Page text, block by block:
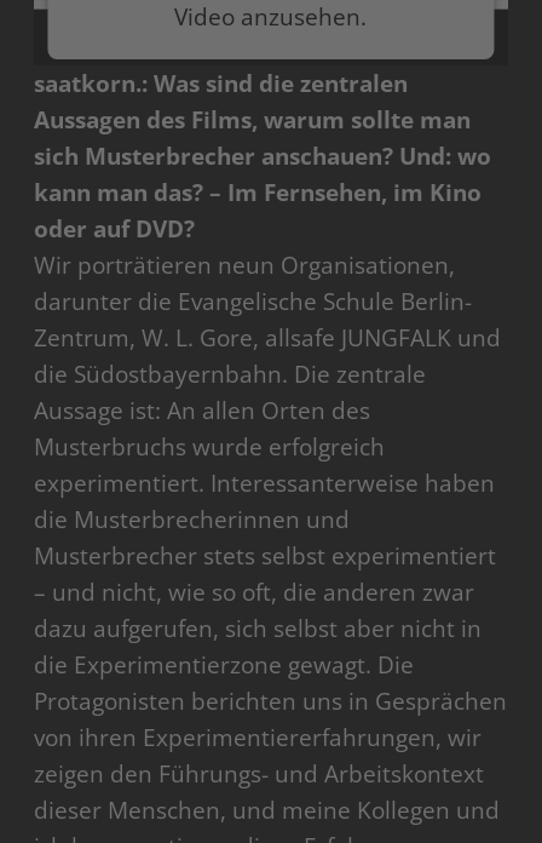
Video anzusehen.
Mehr Informationen
Akzeptieren
powered byUsercentrics Consent Management
saatkorn.: Was sind die zentralen
Aussagen des Films, warum sollte man
sich Musterbrecher anschauen? Und: wo
kann man das? – Im Fernsehen, im Kino
oder auf DVD?
Wir porträtieren neun Organisationen,
darunter die Evangelische Schule Berlin-
Zentrum, W. L. Gore, allsafe JUNGFALK und
die Südostbayernbahn. Die zentrale
Aussage ist: An allen Orten des
Musterbruchs wurde erfolgreich
experimentiert. Interessanterweise haben
die Musterbrecherinnen und
Musterbrecher stets selbst experimentiert
– und nicht, wie so oft, die anderen zwar
dazu aufgerufen, sich selbst aber nicht in
die Experimentierzone gewagt. Die
Protagonisten berichten uns in Gesprächen
von ihren Experimentiererfahrungen, wir
zeigen den Führungs- und Arbeitskontext
dieser Menschen, und meine Kollegen und